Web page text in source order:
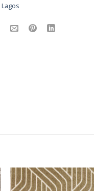
Lagos